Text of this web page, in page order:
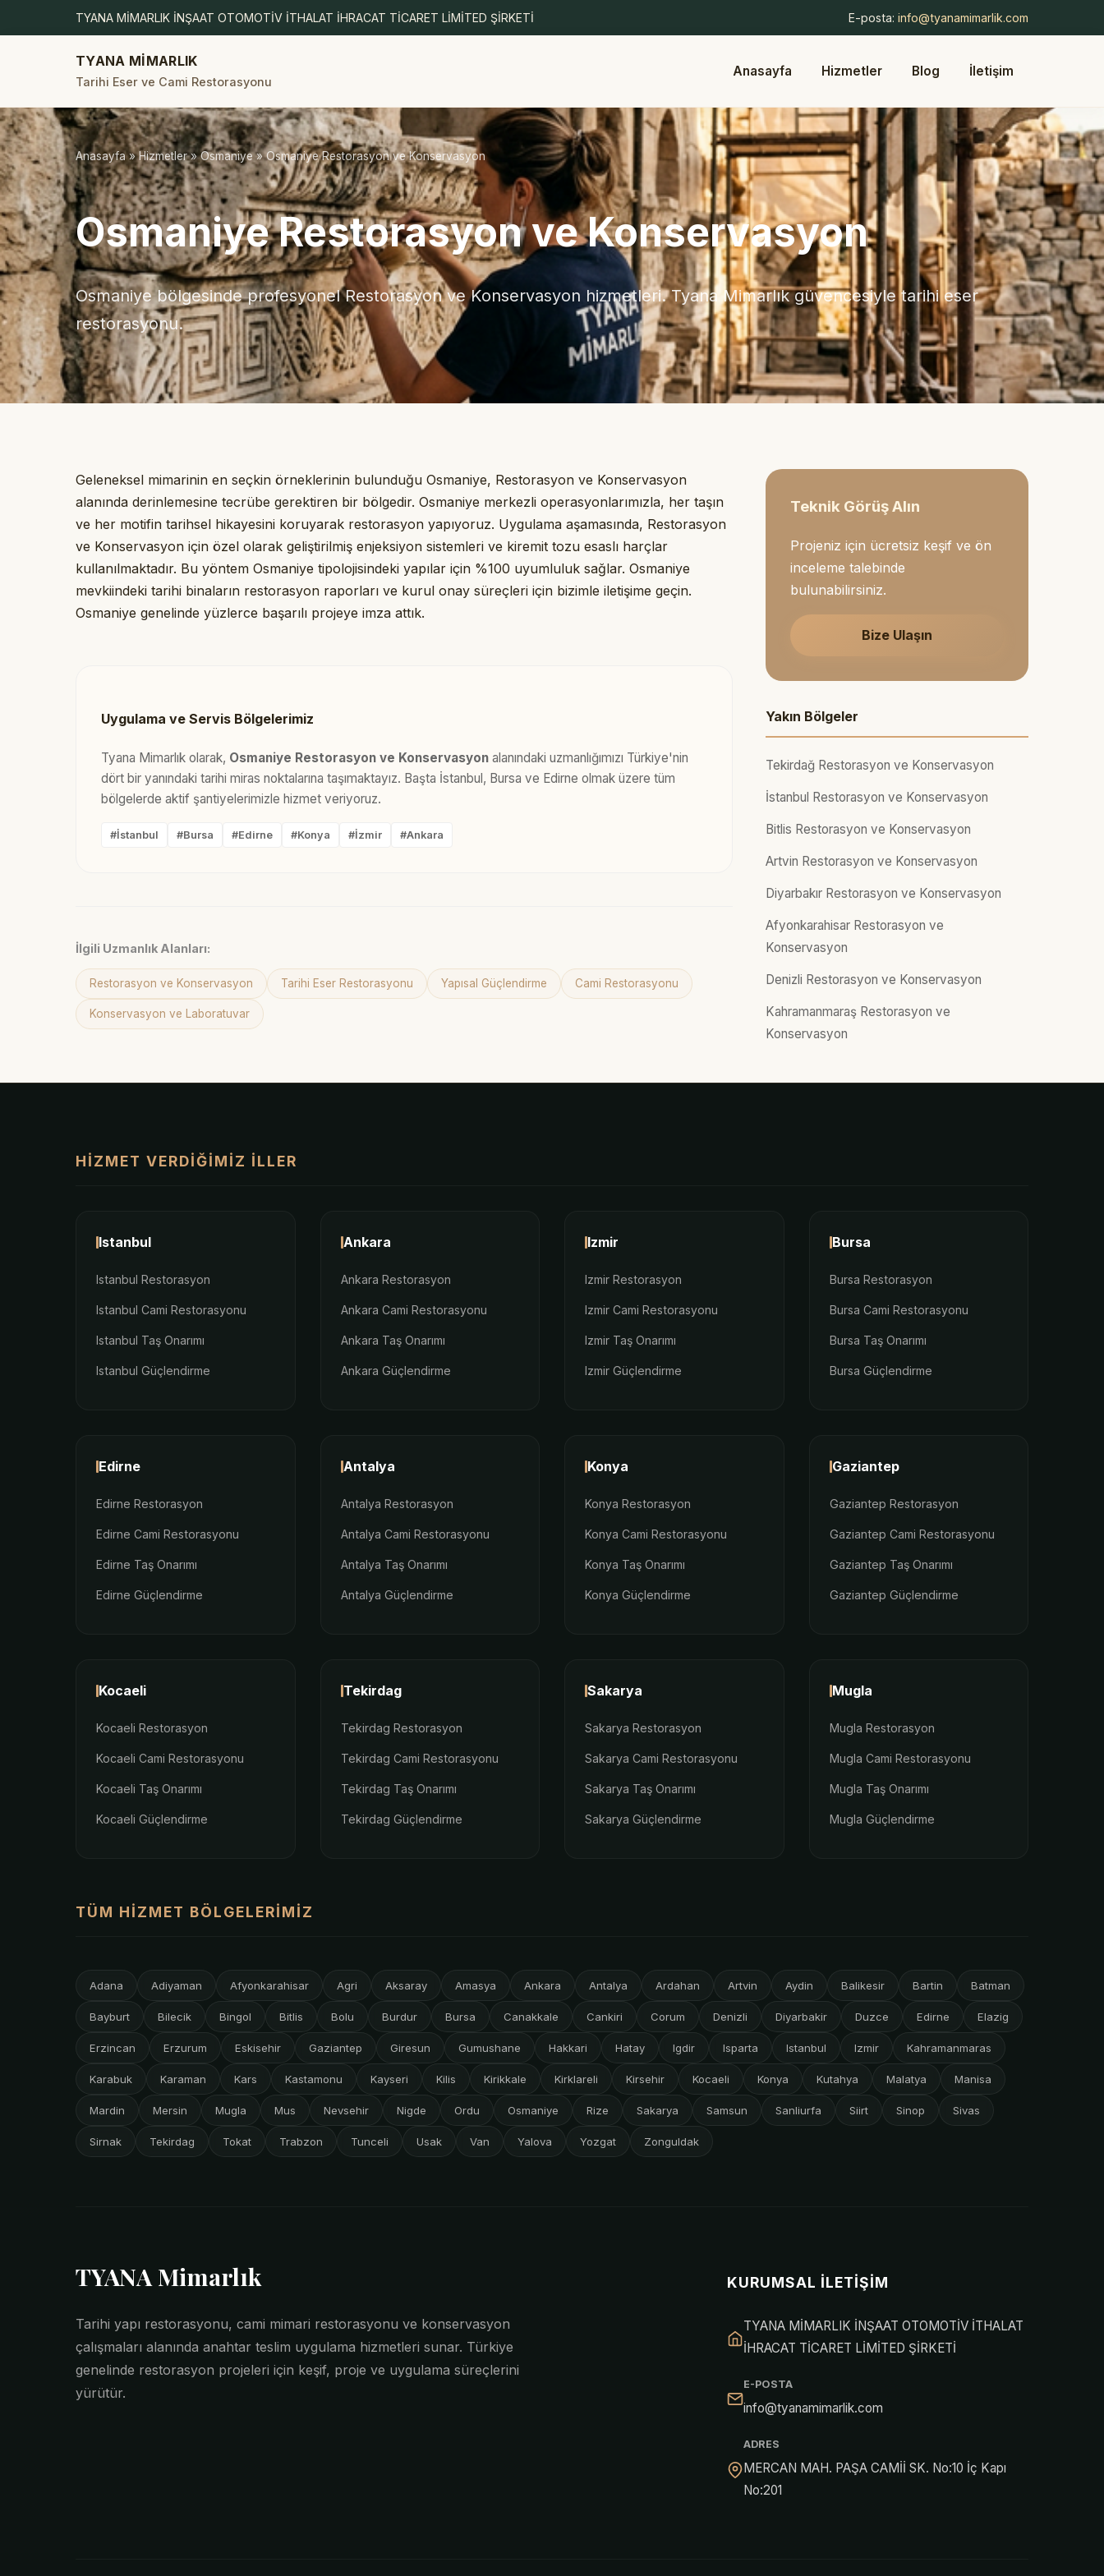
TYANA MİMARLIK İNŞAAT OTOMOTİV İTHALAT İHRACAT TİCARET LİMİTED ŞİRKETİ E-posta: info@tyanamimarlik.com
TYANA MİMARLIK
Tarihi Eser ve Cami Restorasyonu
Anasayfa Hizmetler Blog İletişim
Anasayfa»Hizmetler»Osmaniye» Osmaniye Restorasyon ve Konservasyon
Osmaniye Restorasyon ve Konservasyon
Osmaniye bölgesinde profesyonel Restorasyon ve Konservasyon hizmetleri. Tyana Mimarlık güvencesiyle tarihi eser
restorasyonu.
Geleneksel mimarinin en seçkin örneklerinin bulunduğu Osmaniye, Restorasyon ve Konservasyon
alanında derinlemesine tecrübe gerektiren bir bölgedir. Osmaniye merkezli operasyonlarımızla, her taşın
ve her motifin tarihsel hikayesini koruyarak restorasyon yapıyoruz. Uygulama aşamasında, Restorasyon
ve Konservasyon için özel olarak geliştirilmiş enjeksiyon sistemleri ve kiremit tozu esaslı harçlar
kullanılmaktadır. Bu yöntem Osmaniye tipolojisindeki yapılar için %100 uyumluluk sağlar. Osmaniye
mevkiindeki tarihi binaların restorasyon raporları ve kurul onay süreçleri için bizimle iletişime geçin.
Osmaniye genelinde yüzlerce başarılı projeye imza attık.
Uygulama ve Servis Bölgelerimiz
Tyana Mimarlık olarak, Osmaniye Restorasyon ve Konservasyon alanındaki uzmanlığımızı Türkiye'nin
dört bir yanındaki tarihi miras noktalarına taşımaktayız. Başta İstanbul, Bursa ve Edirne olmak üzere tüm
bölgelerde aktif şantiyelerimizle hizmet veriyoruz.
#İstanbul #Bursa #Edirne #Konya #İzmir #Ankara
İlgili Uzmanlık Alanları:
Restorasyon ve Konservasyon Tarihi Eser Restorasyonu Yapısal Güçlendirme Cami Restorasyonu
Konservasyon ve Laboratuvar
Teknik Görüş Alın
Projeniz için ücretsiz keşif ve ön
inceleme talebinde
bulunabilirsiniz.
Bize Ulaşın
Yakın Bölgeler
Tekirdağ Restorasyon ve Konservasyon
İstanbul Restorasyon ve Konservasyon
Bitlis Restorasyon ve Konservasyon
Artvin Restorasyon ve Konservasyon
Diyarbakır Restorasyon ve Konservasyon
Afyonkarahisar Restorasyon ve
Konservasyon
Denizli Restorasyon ve Konservasyon
Kahramanmaraş Restorasyon ve
Konservasyon
HIZMET VERDIĞIMIZ İLLER
Istanbul
Istanbul Restorasyon
Istanbul Cami Restorasyonu
Istanbul Taş Onarımı
Istanbul Güçlendirme
Ankara
Ankara Restorasyon
Ankara Cami Restorasyonu
Ankara Taş Onarımı
Ankara Güçlendirme
Izmir
Izmir Restorasyon
Izmir Cami Restorasyonu
Izmir Taş Onarımı
Izmir Güçlendirme
Bursa
Bursa Restorasyon
Bursa Cami Restorasyonu
Bursa Taş Onarımı
Bursa Güçlendirme
Edirne
Edirne Restorasyon
Edirne Cami Restorasyonu
Edirne Taş Onarımı
Edirne Güçlendirme
Antalya
Antalya Restorasyon
Antalya Cami Restorasyonu
Antalya Taş Onarımı
Antalya Güçlendirme
Konya
Konya Restorasyon
Konya Cami Restorasyonu
Konya Taş Onarımı
Konya Güçlendirme
Gaziantep
Gaziantep Restorasyon
Gaziantep Cami Restorasyonu
Gaziantep Taş Onarımı
Gaziantep Güçlendirme
Kocaeli
Kocaeli Restorasyon
Kocaeli Cami Restorasyonu
Kocaeli Taş Onarımı
Kocaeli Güçlendirme
Tekirdag
Tekirdag Restorasyon
Tekirdag Cami Restorasyonu
Tekirdag Taş Onarımı
Tekirdag Güçlendirme
Sakarya
Sakarya Restorasyon
Sakarya Cami Restorasyonu
Sakarya Taş Onarımı
Sakarya Güçlendirme
Mugla
Mugla Restorasyon
Mugla Cami Restorasyonu
Mugla Taş Onarımı
Mugla Güçlendirme
TÜM HIZMET BÖLGELERIMIZ
Adana Adiyaman Afyonkarahisar Agri Aksaray Amasya Ankara Antalya Ardahan Artvin Aydin Balikesir Bartin Batman
Bayburt Bilecik Bingol Bitlis Bolu Burdur Bursa Canakkale Cankiri Corum Denizli Diyarbakir Duzce Edirne Elazig
Erzincan Erzurum Eskisehir Gaziantep Giresun Gumushane Hakkari Hatay Igdir Isparta Istanbul Izmir Kahramanmaras
Karabuk Karaman Kars Kastamonu Kayseri Kilis Kirikkale Kirklareli Kirsehir Kocaeli Konya Kutahya Malatya Manisa
Mardin Mersin Mugla Mus Nevsehir Nigde Ordu Osmaniye Rize Sakarya Samsun Sanliurfa Siirt Sinop Sivas
Sirnak Tekirdag Tokat Trabzon Tunceli Usak Van Yalova Yozgat Zonguldak
TYANA Mimarlık
Tarihi yapı restorasyonu, cami mimari restorasyonu ve konservasyon
çalışmaları alanında anahtar teslim uygulama hizmetleri sunar. Türkiye
genelinde restorasyon projeleri için keşif, proje ve uygulama süreçlerini
yürütür.
KURUMSAL İLETIŞIM
TYANA MİMARLIK İNŞAAT OTOMOTİV İTHALAT
İHRACAT TİCARET LİMİTED ŞİRKETİ
E-POSTA
info@tyanamimarlik.com
ADRES
MERCAN MAH. PAŞA CAMİİ SK. No:10 İç Kapı
No:201